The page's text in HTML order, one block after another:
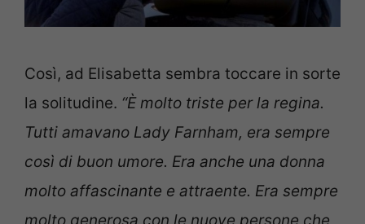
Così, ad Elisabetta sembra toccare in sorte
la solitudine. “È molto triste per la regina.
Tutti amavano Lady Farnham, era sempre
così di buon umore. Era anche una donna
molto affascinante e attraente. Era sempre